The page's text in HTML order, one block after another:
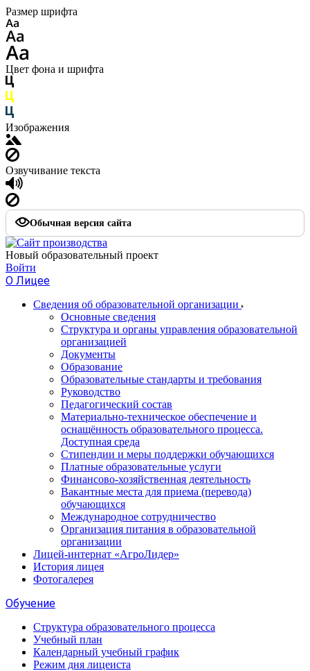
Размер шрифта
Цвет фона и шрифта
Изображения
Озвучивание текста
Обычная версия сайта
Новый образовательный проект
Войти
О Лицее
Сведения об образовательной организации
Основные сведения
Структура и органы управления образовательной
организацией
Документы
Образование
Образовательные стандарты и требования
Руководство
Педагогический состав
Материально-техническое обеспечение и
оснащённость образовательного процесса.
Доступная среда
Стипендии и меры поддержки обучающихся
Платные образовательные услуги
Финансово-хозяйственная деятельность
Вакантные места для приема (перевода)
обучающихся
Международное сотрудничество
Организация питания в образовательной
организации
Лицей-интернат «АгроЛидер»
История лицея
Фотогалерея
Обучение
Структура образовательного процесса
Учебный план
Календарный учебный график
Режим дня лицеиста